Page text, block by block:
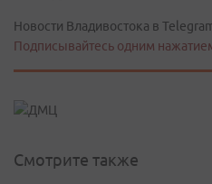
Новости Владивостока в
Подписывайтесь одним
Смотрите также